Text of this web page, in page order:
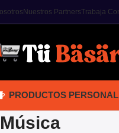
Nuestros PartnersTrabaja
PRODUCTOS
Música